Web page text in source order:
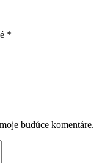
*
budúce komentáre.